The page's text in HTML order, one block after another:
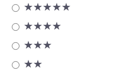
★★★★★
★★★★
★★★
★★